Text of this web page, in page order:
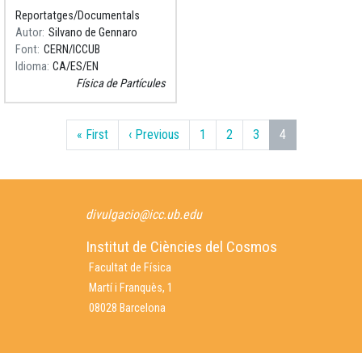
xarxa de computació creada
per analitzar-ne les dades:
com són i per a què s’han
dissenyat.
Reportatges/Documentals
Autor Silvano de Gennaro
Font CERN/ICCUB
Idioma CA ES EN
Física de Partícules
Paginació« FirstPrimera pàgina
‹ PreviousPàgina anterior
1 2 3 4
divulgacio@icc.ub.edu
Institut de Ciències del Cosmos
Facultat de Física
Martí i Franquès, 1
08028 Barcelona